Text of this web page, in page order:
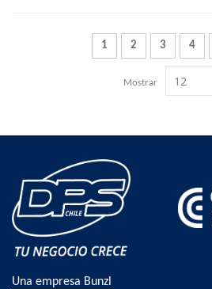
Página
Actualmente estás
1 Página
2 Página
3 4
Mostrar
Una empresa Bunzl